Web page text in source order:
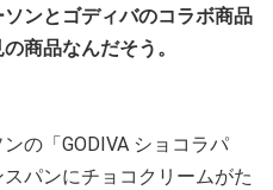
ンとゴディバのコラボ商品
商品なんだそう。
の「GODIVA ショコラパ
パンにチョコクリームがた